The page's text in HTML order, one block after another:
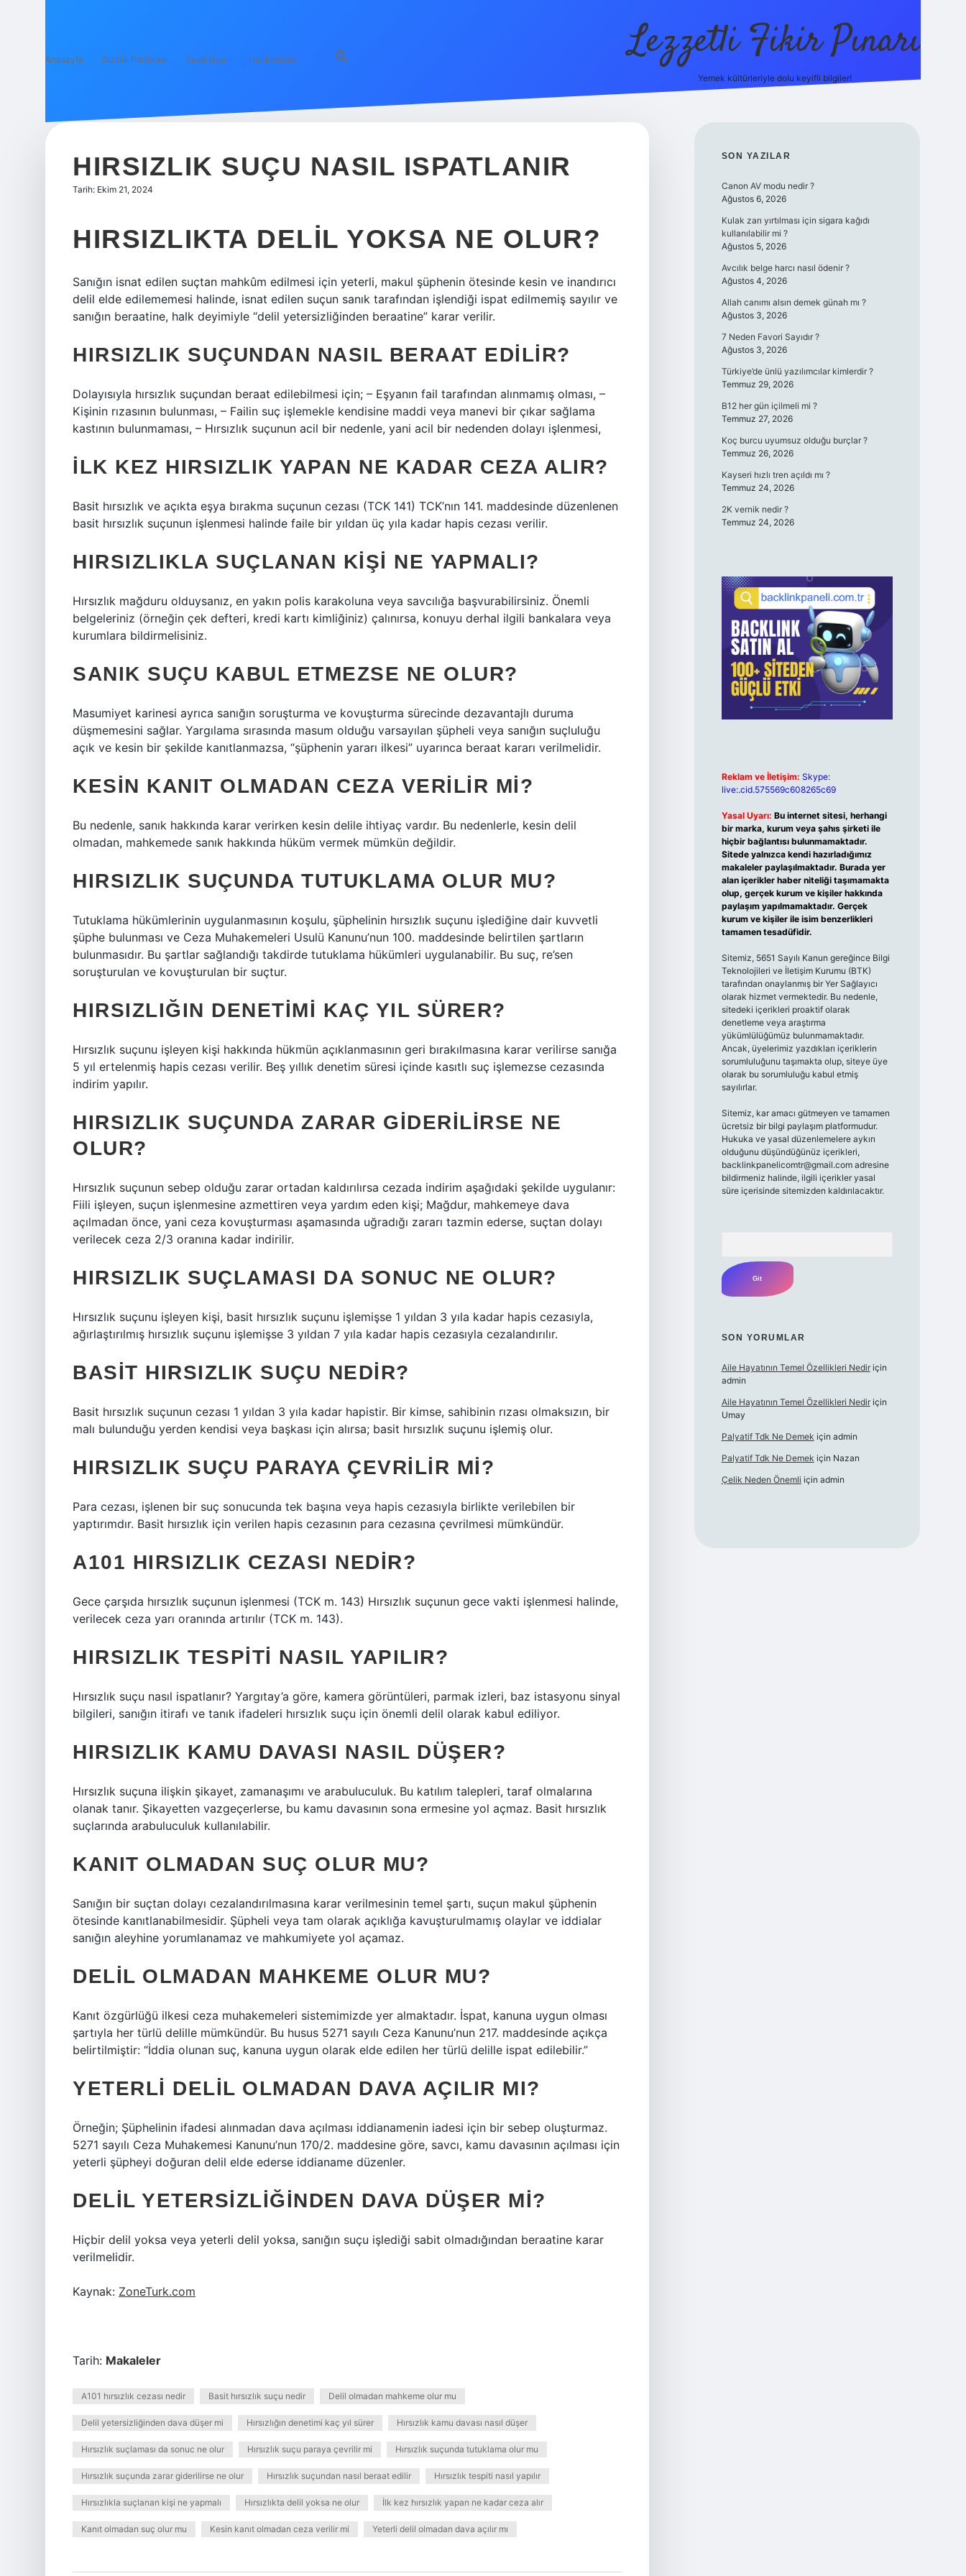
Anasayfa Gizlilik Politikası Yasal Uyarı Hakkımızda Lezzetli Fikir Pınarı
Yemek kültürleriyle dolu keyifli bilgiler!
HIRSIZLIK SUÇU NASIL ISPATLANIR
Tarih: Ekim 21, 2024
HIRSIZLIKTA DELIL YOKSA NE OLUR?
Sanığın isnat edilen suçtan mahkûm edilmesi için yeterli, makul şüphenin ötesinde kesin ve inandırıcı
delil elde edilememesi halinde, isnat edilen suçun sanık tarafından işlendiği ispat edilmemiş sayılır ve
sanığın beraatine, halk deyimiyle “delil yetersizliğinden beraatine” karar verilir.
HIRSIZLIK SUÇUNDAN NASIL BERAAT EDILIR?
Dolayısıyla hırsızlık suçundan beraat edilebilmesi için; – Eşyanın fail tarafından alınmamış olması, –
Kişinin rızasının bulunması, – Failin suç işlemekle kendisine maddi veya manevi bir çıkar sağlama
kastının bulunmaması, – Hırsızlık suçunun acil bir nedenle, yani acil bir nedenden dolayı işlenmesi,
İLK KEZ HIRSIZLIK YAPAN NE KADAR CEZA ALIR?
Basit hırsızlık ve açıkta eşya bırakma suçunun cezası (TCK 141) TCK’nın 141. maddesinde düzenlenen
basit hırsızlık suçunun işlenmesi halinde faile bir yıldan üç yıla kadar hapis cezası verilir.
HIRSIZLIKLA SUÇLANAN KIŞI NE YAPMALI?
Hırsızlık mağduru olduysanız, en yakın polis karakoluna veya savcılığa başvurabilirsiniz. Önemli
belgeleriniz (örneğin çek defteri, kredi kartı kimliğiniz) çalınırsa, konuyu derhal ilgili bankalara veya
kurumlara bildirmelisiniz.
SANIK SUÇU KABUL ETMEZSE NE OLUR?
Masumiyet karinesi ayrıca sanığın soruşturma ve kovuşturma sürecinde dezavantajlı duruma
düşmemesini sağlar. Yargılama sırasında masum olduğu varsayılan şüpheli veya sanığın suçluluğu
açık ve kesin bir şekilde kanıtlanmazsa, “şüphenin yararı ilkesi” uyarınca beraat kararı verilmelidir.
KESIN KANIT OLMADAN CEZA VERILIR MI?
Bu nedenle, sanık hakkında karar verirken kesin delile ihtiyaç vardır. Bu nedenlerle, kesin delil
olmadan, mahkemede sanık hakkında hüküm vermek mümkün değildir.
HIRSIZLIK SUÇUNDA TUTUKLAMA OLUR MU?
Tutuklama hükümlerinin uygulanmasının koşulu, şüphelinin hırsızlık suçunu işlediğine dair kuvvetli
şüphe bulunması ve Ceza Muhakemeleri Usulü Kanunu’nun 100. maddesinde belirtilen şartların
bulunmasıdır. Bu şartlar sağlandığı takdirde tutuklama hükümleri uygulanabilir. Bu suç, re’sen
soruşturulan ve kovuşturulan bir suçtur.
HIRSIZLIĞIN DENETIMI KAÇ YIL SÜRER?
Hırsızlık suçunu işleyen kişi hakkında hükmün açıklanmasının geri bırakılmasına karar verilirse sanığa
5 yıl ertelenmiş hapis cezası verilir. Beş yıllık denetim süresi içinde kasıtlı suç işlemezse cezasında
indirim yapılır.
HIRSIZLIK SUÇUNDA ZARAR GIDERILIRSE NE
OLUR?
Hırsızlık suçunun sebep olduğu zarar ortadan kaldırılırsa cezada indirim aşağıdaki şekilde uygulanır:
Fiili işleyen, suçun işlenmesine azmettiren veya yardım eden kişi; Mağdur, mahkemeye dava
açılmadan önce, yani ceza kovuşturması aşamasında uğradığı zararı tazmin ederse, suçtan dolayı
verilecek ceza 2/3 oranına kadar indirilir.
HIRSIZLIK SUÇLAMASI DA SONUC NE OLUR?
Hırsızlık suçunu işleyen kişi, basit hırsızlık suçunu işlemişse 1 yıldan 3 yıla kadar hapis cezasıyla,
ağırlaştırılmış hırsızlık suçunu işlemişse 3 yıldan 7 yıla kadar hapis cezasıyla cezalandırılır.
BASIT HIRSIZLIK SUÇU NEDIR?
Basit hırsızlık suçunun cezası 1 yıldan 3 yıla kadar hapistir. Bir kimse, sahibinin rızası olmaksızın, bir
malı bulunduğu yerden kendisi veya başkası için alırsa; basit hırsızlık suçunu işlemiş olur.
HIRSIZLIK SUÇU PARAYA ÇEVRILIR MI?
Para cezası, işlenen bir suç sonucunda tek başına veya hapis cezasıyla birlikte verilebilen bir
yaptırımdır. Basit hırsızlık için verilen hapis cezasının para cezasına çevrilmesi mümkündür.
A101 HIRSIZLIK CEZASI NEDIR?
Gece çarşıda hırsızlık suçunun işlenmesi (TCK m. 143) Hırsızlık suçunun gece vakti işlenmesi halinde,
verilecek ceza yarı oranında artırılır (TCK m. 143).
HIRSIZLIK TESPITI NASIL YAPILIR?
Hırsızlık suçu nasıl ispatlanır? Yargıtay’a göre, kamera görüntüleri, parmak izleri, baz istasyonu sinyal
bilgileri, sanığın itirafı ve tanık ifadeleri hırsızlık suçu için önemli delil olarak kabul ediliyor.
HIRSIZLIK KAMU DAVASI NASIL DÜŞER?
Hırsızlık suçuna ilişkin şikayet, zamanaşımı ve arabuluculuk. Bu katılım talepleri, taraf olmalarına
olanak tanır. Şikayetten vazgeçerlerse, bu kamu davasının sona ermesine yol açmaz. Basit hırsızlık
suçlarında arabuluculuk kullanılabilir.
KANIT OLMADAN SUÇ OLUR MU?
Sanığın bir suçtan dolayı cezalandırılmasına karar verilmesinin temel şartı, suçun makul şüphenin
ötesinde kanıtlanabilmesidir. Şüpheli veya tam olarak açıklığa kavuşturulmamış olaylar ve iddialar
sanığın aleyhine yorumlanamaz ve mahkumiyete yol açamaz.
DELIL OLMADAN MAHKEME OLUR MU?
Kanıt özgürlüğü ilkesi ceza muhakemeleri sistemimizde yer almaktadır. İspat, kanuna uygun olması
şartıyla her türlü delille mümkündür. Bu husus 5271 sayılı Ceza Kanunu’nun 217. maddesinde açıkça
belirtilmiştir: “İddia olunan suç, kanuna uygun olarak elde edilen her türlü delille ispat edilebilir.”
YETERLI DELIL OLMADAN DAVA AÇILIR MI?
Örneğin; Şüphelinin ifadesi alınmadan dava açılması iddianamenin iadesi için bir sebep oluşturmaz.
5271 sayılı Ceza Muhakemesi Kanunu’nun 170/2. maddesine göre, savcı, kamu davasının açılması için
yeterli şüpheyi doğuran delil elde ederse iddianame düzenler.
DELIL YETERSIZLIĞINDEN DAVA DÜŞER MI?
Hiçbir delil yoksa veya yeterli delil yoksa, sanığın suçu işlediği sabit olmadığından beraatine karar
verilmelidir.
Kaynak: ZoneTurk.com
Tarih: Makaleler
A101 hırsızlık cezası nedir Basit hırsızlık suçu nedir Delil olmadan mahkeme olur mu
Delil yetersizliğinden dava düşer mi Hırsızlığın denetimi kaç yıl sürer Hırsızlık kamu davası nasıl düşer
Hırsızlık suçlaması da sonuc ne olur Hırsızlık suçu paraya çevrilir mi Hırsızlık suçunda tutuklama olur mu
Hırsızlık suçunda zarar giderilirse ne olur Hırsızlık suçundan nasıl beraat edilir Hırsızlık tespiti nasıl yapılır
Hırsızlıkla suçlanan kişi ne yapmalı Hırsızlıkta delil yoksa ne olur İlk kez hırsızlık yapan ne kadar ceza alır
Kanıt olmadan suç olur mu Kesin kanıt olmadan ceza verilir mi Yeterli delil olmadan dava açılır mı
SIDEBAR
SON YAZILAR
Canon AV modu nedir ?
Ağustos 6, 2026
Kulak zarı yırtılması için sigara kağıdı
kullanılabilir mi ?
Ağustos 5, 2026
Avcılık belge harcı nasıl ödenir ?
Ağustos 4, 2026
Allah canımı alsın demek günah mı ?
Ağustos 3, 2026
7 Neden Favori Sayıdır ?
Ağustos 3, 2026
Türkiye’de ünlü yazılımcılar kimlerdir ?
Temmuz 29, 2026
B12 her gün içilmeli mi ?
Temmuz 27, 2026
Koç burcu uyumsuz olduğu burçlar ?
Temmuz 26, 2026
Kayseri hızlı tren açıldı mı ?
Temmuz 24, 2026
2K vernik nedir ?
Temmuz 24, 2026
Reklam ve İletişim: Skype:
live:.cid.575569c608265c69
Yasal Uyarı: Bu internet sitesi, herhangi
bir marka, kurum veya şahıs şirketi ile
hiçbir bağlantısı bulunmamaktadır.
Sitede yalnızca kendi hazırladığımız
makaleler paylaşılmaktadır. Burada yer
alan içerikler haber niteliği taşımamakta
olup, gerçek kurum ve kişiler hakkında
paylaşım yapılmamaktadır. Gerçek
kurum ve kişiler ile isim benzerlikleri
tamamen tesadüfidir.
Sitemiz, 5651 Sayılı Kanun gereğince Bilgi
Teknolojileri ve İletişim Kurumu (BTK)
tarafından onaylanmış bir Yer Sağlayıcı
olarak hizmet vermektedir. Bu nedenle,
sitedeki içerikleri proaktif olarak
denetleme veya araştırma
yükümlülüğümüz bulunmamaktadır.
Ancak, üyelerimiz yazdıkları içeriklerin
sorumluluğunu taşımakta olup, siteye üye
olarak bu sorumluluğu kabul etmiş
sayılırlar.
Sitemiz, kar amacı gütmeyen ve tamamen
ücretsiz bir bilgi paylaşım platformudur.
Hukuka ve yasal düzenlemelere aykırı
olduğunu düşündüğünüz içerikleri,
backlinkpanelicomtr@gmail.comadresine
bildirmeniz halinde, ilgili içerikler yasal
süre içerisinde sitemizden kaldırılacaktır.
SON YORUMLAR
Aile Hayatının Temel Özellikleri Nediriçin
admin
Aile Hayatının Temel Özellikleri Nediriçin
Umay
Palyatif Tdk Ne Demek için admin
Palyatif Tdk Ne Demek için Nazan
Çelik Neden Önemli için admin